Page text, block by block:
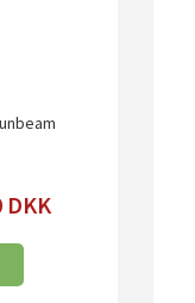
DKK